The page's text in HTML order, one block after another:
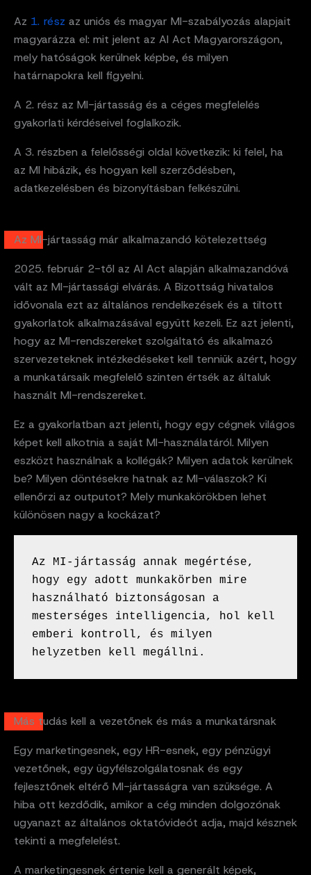
Az 1. rész az uniós és magyar MI-szabályozás alapjait
magyarázza el: mit jelent az AI Act Magyarországon,
mely hatóságok kerülnek képbe, és milyen
határnapokra kell figyelni.
A 2. rész az MI-jártasság és a céges megfelelés
gyakorlati kérdéseivel foglalkozik.
A 3. részben a felelősségi oldal következik: ki felel, ha
az MI hibázik, és hogyan kell szerződésben,
adatkezelésben és bizonyításban felkészülni.
Az MI-jártasság már alkalmazandó kötelezettség
2025. február 2-től az AI Act alapján alkalmazandóvá
vált az MI-jártassági elvárás. A Bizottság hivatalos
idővonala ezt az általános rendelkezések és a tiltott
gyakorlatok alkalmazásával együtt kezeli. Ez azt jelenti,
hogy az MI-rendszereket szolgáltató és alkalmazó
szervezeteknek intézkedéseket kell tenniük azért, hogy
a munkatársaik megfelelő szinten értsék az általuk
használt MI-rendszereket.
Ez a gyakorlatban azt jelenti, hogy egy cégnek világos
képet kell alkotnia a saját MI-használatáról. Milyen
eszközt használnak a kollégák? Milyen adatok kerülnek
be? Milyen döntésekre hatnak az MI-válaszok? Ki
ellenőrzi az outputot? Mely munkakörökben lehet
különösen nagy a kockázat?
Az MI-jártasság annak megértése,
hogy egy adott munkakörben mire
használható biztonságosan a
mesterséges intelligencia, hol kell
emberi kontroll, és milyen
helyzetben kell megállni.
Más tudás kell a vezetőnek és más a munkatársnak
Egy marketingesnek, egy HR-esnek, egy pénzügyi
vezetőnek, egy ügyfélszolgálatosnak és egy
fejlesztőnek eltérő MI-jártasságra van szüksége. A
hiba ott kezdődik, amikor a cég minden dolgozónak
ugyanazt az általános oktatóvideót adja, majd késznek
tekinti a megfelelést.
A marketingesnek értenie kell a generált képek,